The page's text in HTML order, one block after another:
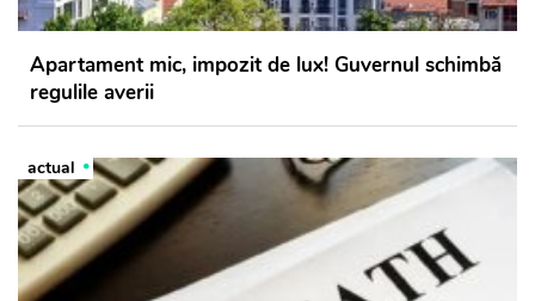
Apartament mic, impozit de lux! Guvernul schimbă
regulile averii
actual